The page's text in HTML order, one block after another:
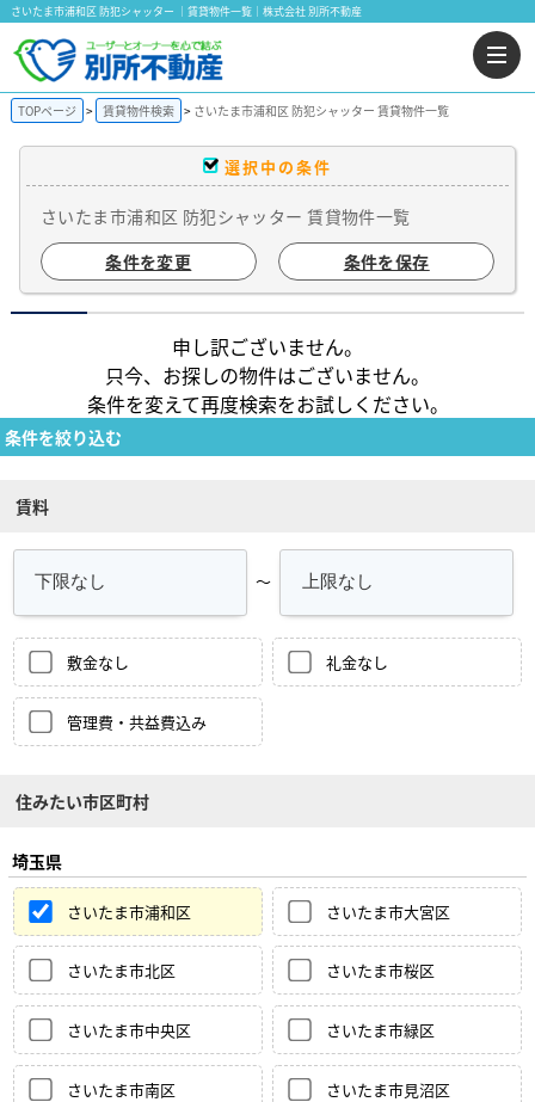
さいたま市浦和区 防犯シャッター ｜賃貸物件一覧｜株式会社 別所不動産
TOPページ 賃貸物件検索 さいたま市浦和区 防犯シャッター 賃貸物件一覧
選択中の条件
さいたま市浦和区 防犯シャッター 賃貸物件一覧
条件を変更
条件を保存
申し訳ございません。
只今、お探しの物件はございません。
条件を変えて再度検索をお試しください。
条件を絞り込む
賃料
～
敷金なし 礼金なし
管理費・共益費込み
住みたい市区町村
埼玉県
さいたま市浦和区 さいたま市大宮区
さいたま市北区 さいたま市桜区
さいたま市中央区 さいたま市緑区
さいたま市南区 さいたま市見沼区